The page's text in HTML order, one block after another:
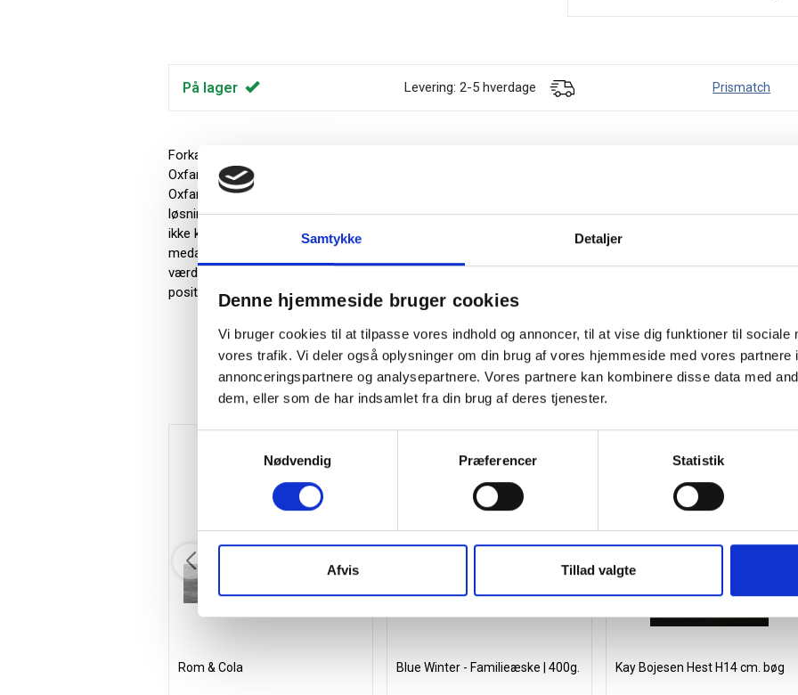
Samtykke Detaljer
Denne hjemmeside bruger cookies
Vi bruger cookies til at tilpasse vores indhold og annoncer, til at vise dig funktioner til sociale
vores trafik. Vi deler også oplysninger om din brug af vores hjemmeside med vores partnere
annonceringspartnere og analysepartnere. Vores partnere kan kombinere disse data med
dem, eller som de har indsamlet fra din brug af deres tjenester.
Nødvendig
Præferencer Statistik
Afvis Tillad valgte
På lager Levering: 2-5 hverdage Prismatch
Forkæl modtageren med julegave som Økokasse 3, skabt til at imponere til jul. 2 fl. Mundo de Yuntero,
Oxfam Fairtrade - Økologisk Luksuschokolade 178 g.. Organic & Vegan Fudge 80 g.. Oxfam Fairtrade -
Oxfam Fairtrade - Økologisk Te, 20 Tebreve. Oxfam Fairtrade - 2 stk. Økologisk Nougatbar 2x30 g.. Pakket
løsning til virksomhedens julegaver og personlige hilsener. En festlig gestus, der understreger din
ikke kun en smuk julegave, men også et stærkt redskab til at pleje og styrke relationerne i din virksomhed.
medarbejderne og påskønnelse for deres indsats gennem året. Som kundegave eller julehilsen til
værdi og respekt for det samarbejde, I har opbygget. En julehilsen til medarbejdere eller kunder med
positiv omtale af din virksomhed.
Andre købte også
Rom & Cola Blue Winter - Familieæske | 400g. Kay Bojesen Hest H14 cm. bøg